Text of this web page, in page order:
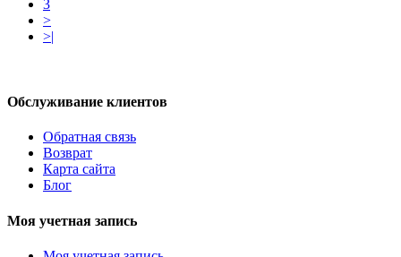
3
>
>|
Обслуживание клиентов
Обратная связь
Возврат
Карта сайта
Блог
Моя учетная запись